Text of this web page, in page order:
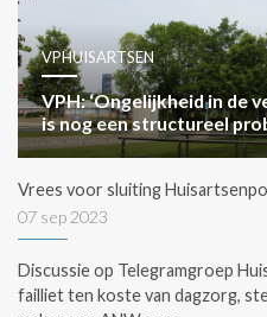
VPHUISARTSEN
VPH: ‘Ongelijkheid in de
is nog een structureel
Vrees voor sluiting
07 sep 2023
Discussie op Telegramgroep
failliet ten koste van dagzorg,